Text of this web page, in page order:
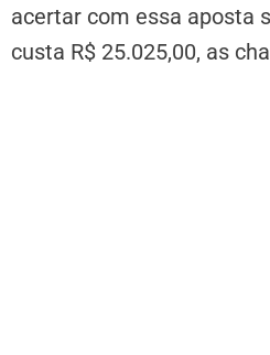
acertar com essa aposta
custa R$ 25.025,00, as